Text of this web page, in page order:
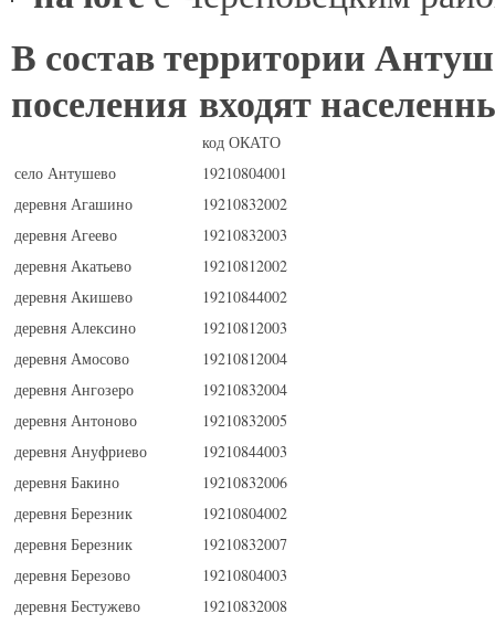
В состав территории
поселения входят
код ОКАТО
село Антушево
19210804001
деревня Агашино
19210832002
деревня Агеево
19210832003
деревня Акатьево
19210812002
деревня Акишево
19210844002
деревня Алексино
19210812003
деревня Амосово
19210812004
деревня Ангозеро
19210832004
деревня Антоново
19210832005
деревня Ануфриево
19210844003
деревня Бакино
19210832006
деревня Березник
19210804002
деревня Березник
19210832007
деревня Березово
19210804003
деревня Бестужево
19210832008